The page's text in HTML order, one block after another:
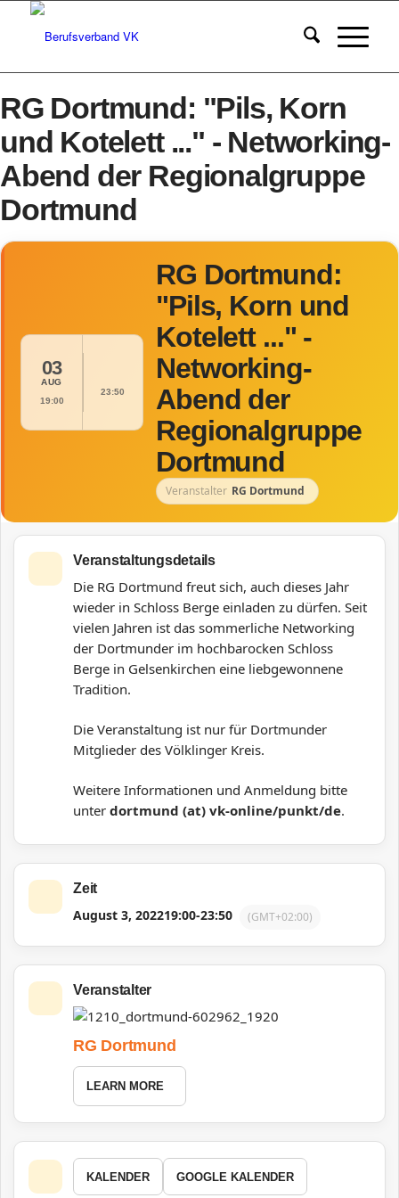
RG Dortmund: "Pils, Korn
und Kotelett ..." - Networking-
Abend der Regionalgruppe
Dortmund
03
AUG
19:00
23:50
RG Dortmund:
"Pils, Korn und
Kotelett ..." -
Networking-
Abend der
Regionalgruppe
Dortmund
Veranstalter RG Dortmund
Veranstaltungsdetails
Die RG Dortmund freut sich, auch dieses Jahr
wieder in Schloss Berge einladen zu dürfen. Seit
vielen Jahren ist das sommerliche Networking
der Dortmunder im hochbarocken Schloss
Berge in Gelsenkirchen eine liebgewonnene
Tradition.
Die Veranstaltung ist nur für Dortmunder
Mitglieder des Völklinger Kreis.
Weitere Informationen und Anmeldung bitte
unter dortmund (at) vk-online/punkt/de.
Zeit
August 3, 202219:00-23:50 (GMT+02:00)
Veranstalter
RG Dortmund
LEARN MORE
KALENDER GOOGLE KALENDER